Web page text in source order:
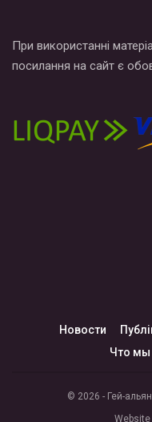
При використанні
посилання на сайт є
Новости
Что мы
© 2026 - Гей-